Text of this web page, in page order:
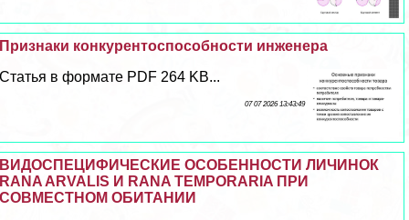
Признаки конкурентоспособности инженера
Статья в формате PDF 264 KB...
07 07 2026 13:43:49
ВИДОСПЕЦИФИЧЕСКИЕ ОСОБЕННОСТИ ЛИЧИНОК
RANA ARVALIS И RANA TEMPORARIA ПРИ
СОВМЕСТНОМ ОБИТАНИИ